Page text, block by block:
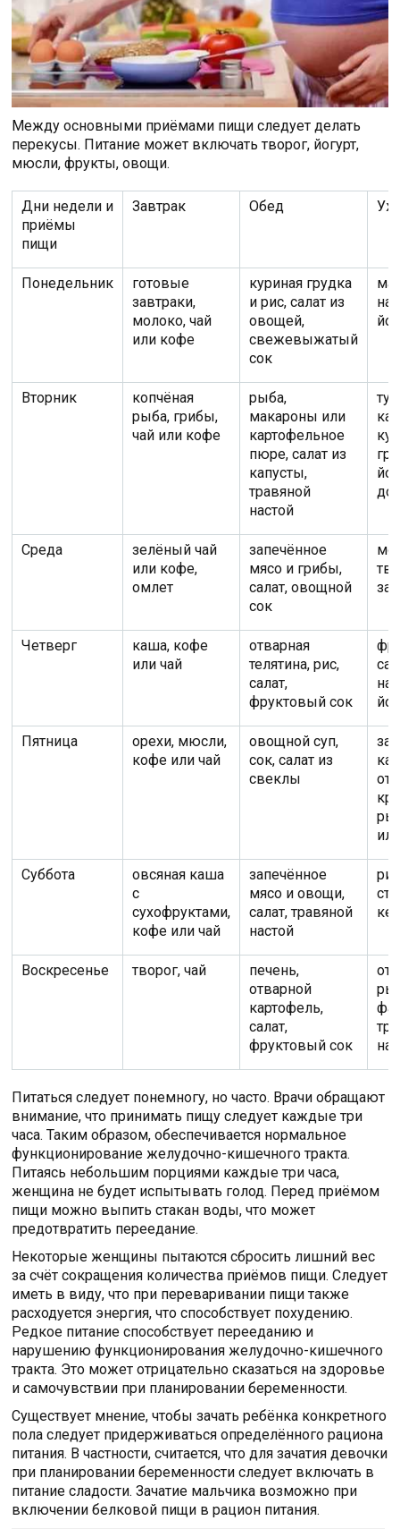
Между основными приёмами пищи следует делать
перекусы. Питание может включать творог, йогурт,
мюсли, фрукты, овощи.
Дни недели и
приёмы
пищи
Завтрак Обед
Понедельник
готовые
завтраки,
молоко, чай
или кофе
куриная грудка
и рис, салат из
овощей,
свежевыжатый
сок
Вторник
копчёная
рыба, грибы,
чай или кофе
рыба,
макароны или
картофельное
пюре, салат из
капусты,
травяной
настой
Среда
зелёный чай
или кофе,
омлет
запечённое
мясо и грибы,
салат, овощной
сок
Четверг
каша, кофе
или чай
отварная
телятина, рис,
салат,
фруктовый сок
Пятница
орехи, мюсли,
кофе или чай
овощной суп,
сок, салат из
свеклы
Суббота
овсяная каша
с
сухофруктами,
кофе или чай
запечённое
мясо и овощи,
салат, травяной
настой
Воскресенье творог, чай
печень,
отварной
картофель,
салат,
фруктовый сок
Питаться следует понемногу, но часто. Врачи обращают
внимание, что принимать пищу следует каждые три
часа. Таким образом, обеспечивается нормальное
функционирование желудочно-кишечного тракта.
Питаясь небольшим порциями каждые три часа,
женщина не будет испытывать голод. Перед приёмом
пищи можно выпить стакан воды, что может
предотвратить переедание.
Некоторые женщины пытаются сбросить лишний вес
за счёт сокращения количества приёмов пищи. Следует
иметь в виду, что при переваривании пищи также
расходуется энергия, что способствует похудению.
Редкое питание способствует перееданию и
нарушению функционирования желудочно-кишечного
тракта. Это может отрицательно сказаться на здоровье
и самочувствии при планировании беременности.
Существует мнение, чтобы зачать ребёнка конкретного
пола следует придерживаться определённого рациона
питания. В частности, считается, что для зачатия девочки
при планировании беременности следует включать в
питание сладости. Зачатие мальчика возможно при
включении белковой пищи в рацион питания.